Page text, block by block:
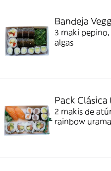
Bandeja
3 maki
algas
Pack Clásica
2 makis de atún, 2 makis de salmón, 2 makis de
rainbow